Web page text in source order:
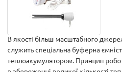
В якості більш масштабного
служить спеціальна буферна
теплоакумулятором. Принцип